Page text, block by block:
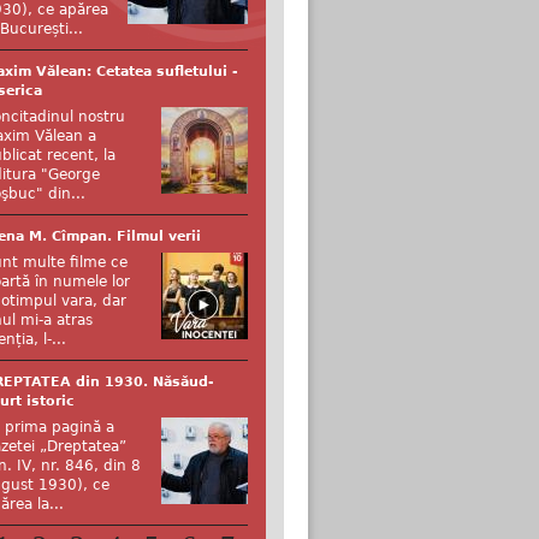
ce apărea
Vălean: Cetatea sufletului -
nostru
Vălean a
recent, la
"George
din...
M. Cîmpan. Filmul verii
multe filme ce
în numele lor
vara, dar
mi-a atras
l-...
din 1930. Năsăud-
istoric
prima pagină a
„Dreptatea”
IV, nr. 846, din 8
1930), ce
la...